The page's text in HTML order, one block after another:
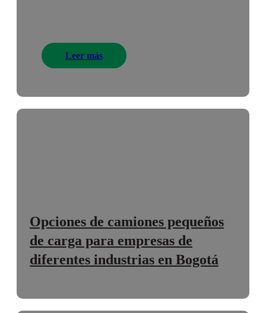
Leer más
Opciones de camiones pequeños
de carga para empresas de
diferentes industrias en Bogotá